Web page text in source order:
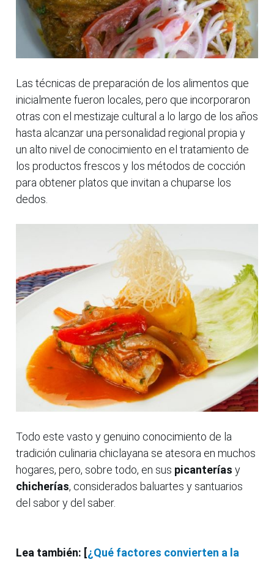
Las técnicas de preparación de los alimentos que
inicialmente fueron locales, pero que incorporaron
otras con el mestizaje cultural a lo largo de los años
hasta alcanzar una personalidad regional propia y
un alto nivel de conocimiento en el tratamiento de
los productos frescos y los métodos de cocción
para obtener platos que invitan a chuparse los
dedos.
Todo este vasto y genuino conocimiento de la
tradición culinaria chiclayana se atesora en muchos
hogares, pero, sobre todo, en sus picanterías y
chicherías, considerados baluartes y santuarios
del sabor y del saber.
Lea también: [¿Qué factores convierten a la